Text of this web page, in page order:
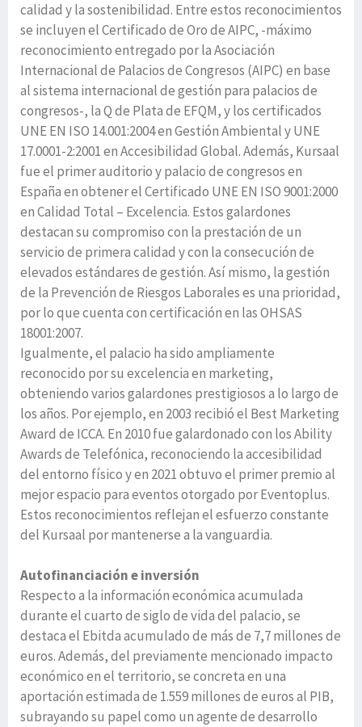
calidad y la sostenibilidad. Entre estos reconocimientos
se incluyen el Certificado de Oro de AIPC, -máximo
reconocimiento entregado por la Asociación
Internacional de Palacios de Congresos (AIPC) en base
al sistema internacional de gestión para palacios de
congresos-, la Q de Plata de EFQM, y los certificados
UNE EN ISO 14.001:2004 en Gestión Ambiental y UNE
17.0001-2:2001 en Accesibilidad Global. Además, Kursaal
fue el primer auditorio y palacio de congresos en
España en obtener el Certificado UNE EN ISO 9001:2000
en Calidad Total – Excelencia. Estos galardones
destacan su compromiso con la prestación de un
servicio de primera calidad y con la consecución de
elevados estándares de gestión. Así mismo, la gestión
de la Prevención de Riesgos Laborales es una prioridad,
por lo que cuenta con certificación en las OHSAS
18001:2007.
Igualmente, el palacio ha sido ampliamente
reconocido por su excelencia en marketing,
obteniendo varios galardones prestigiosos a lo largo de
los años. Por ejemplo, en 2003 recibió el Best Marketing
Award de ICCA. En 2010 fue galardonado con los Ability
Awards de Telefónica, reconociendo la accesibilidad
del entorno físico y en 2021 obtuvo el primer premio al
mejor espacio para eventos otorgado por Eventoplus.
Estos reconocimientos reflejan el esfuerzo constante
del Kursaal por mantenerse a la vanguardia.
Autofinanciación e inversión
Respecto a la información económica acumulada
durante el cuarto de siglo de vida del palacio, se
destaca el Ebitda acumulado de más de 7,7 millones de
euros. Además, del previamente mencionado impacto
económico en el territorio, se concreta en una
aportación estimada de 1.559 millones de euros al PIB,
subrayando su papel como un agente de desarrollo